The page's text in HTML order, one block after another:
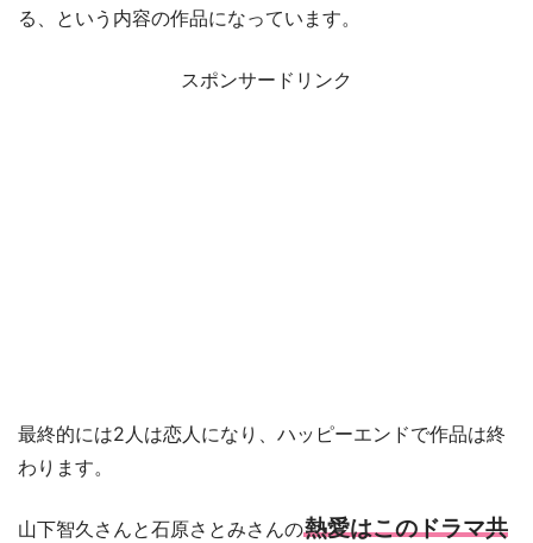
る、という内容の作品になっています。
スポンサードリンク
最終的には2人は恋人になり、ハッピーエンドで作品は終
わります。
山下智久さんと石原さとみさんの熱愛はこのドラマ共